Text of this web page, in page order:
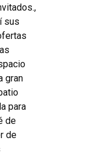
sus
gran
para
de
de